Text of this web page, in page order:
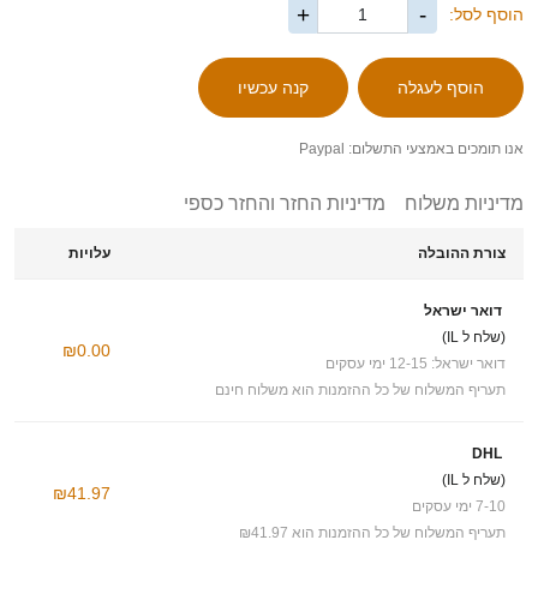
הוסף לסל: -
+
אנו תומכים באמצעי התשלום: Paypal
מדיניות משלוח מדיניות החזר והחזר כספי
צורת ההובלה עלויות
דואר ישראל
(שלח ל IL)
דואר ישראל: 12-15 ימי עסקים
תעריף המשלוח של כל ההזמנות הוא משלוח חינם
₪0.00
DHL
(שלח ל IL)
7-10 ימי עסקים
תעריף המשלוח של כל ההזמנות הוא ₪41.97
₪41.97